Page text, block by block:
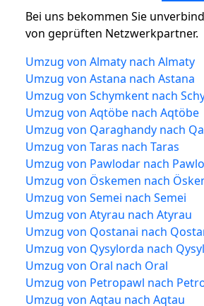
Bei uns bekommen Sie
von geprüften Netzwerkpartner.
Umzug von Almaty nach Almaty
Umzug von Astana nach Astana
Umzug von Schymkent nach
Umzug von Aqtöbe nach Aqtöbe
Umzug von Qaraghandy nach
Umzug von Taras nach Taras
Umzug von Pawlodar nach
Umzug von Öskemen nach
Umzug von Semei nach Semei
Umzug von Atyrau nach Atyrau
Umzug von Qostanai nach
Umzug von Qysylorda nach
Umzug von Oral nach Oral
Umzug von Petropawl nach
Umzug von Aqtau nach Aqtau